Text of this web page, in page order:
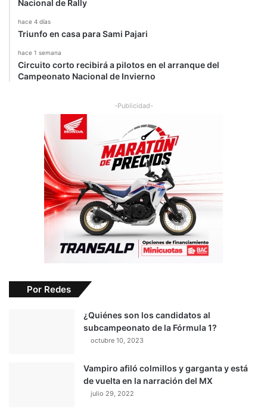
Nacional de Rally
hace 4 días
Triunfo en casa para Sami Pajari
hace 1 semana
Circuito corto recibirá a pilotos en el arranque del
Campeonato Nacional de Invierno
-Publicidad-
Por Redes
¿Quiénes son los candidatos al
subcampeonato de la Fórmula 1?
octubre 10, 2023
Vampiro afiló colmillos y garganta y está
de vuelta en la narración del MX
julio 29, 2022